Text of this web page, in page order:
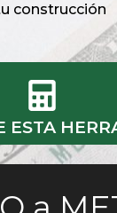
construcción
ESTA